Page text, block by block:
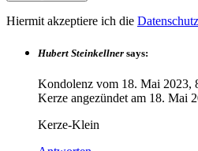
Hiermit akzeptiere ich die
Hubert Steinkellner says:
Kondolenz vom 18. Mai 2023,
Kerze angezündet am 18. Mai
Kerze-Klein